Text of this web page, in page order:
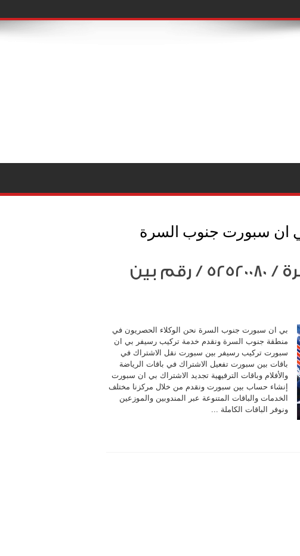
ان سبورت جنوب السرة
بي ان سبورت جنوب السرة / 52520080 / رقم بين
بي ان سبورت جنوب السرة نحن الوكلاء الحصريون في
منطقة جنوب السرة ونقدم خدمة تركيب رسيفر بي ان
سبورت تركيب رسيفر بين سبورت نقل الاشتراك في
باقات بين سبورت تفعيل الاشتراك في باقات الرياضة
والأفلام وباقات الترفيهية تجديد الاشتراك بي ان سبورت
إنشاء حساب بين سبورت ونقدم من خلال مركزنا مختلف
الخدمات والباقات المتنوعة عبر المندوبين والموزعين
ونوفر الباقات الكاملة ...